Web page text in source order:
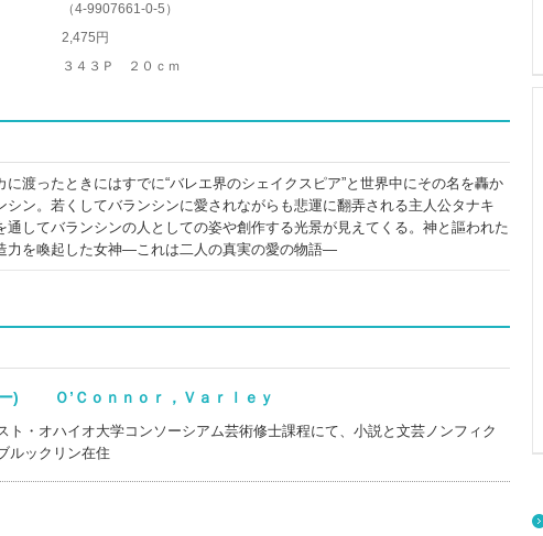
（4-9907661-0-5 ）
2,475円
３４３Ｐ ２０ｃｍ
渡ったときにはすでに“バレエ界のシェイクスピア”と世界中にその名を轟か
シン。若くしてバランシンに愛されながらも悲運に翻弄される主人公タナキ
してバランシンの人としての姿や創作する光景が見えてくる。神と謳われた
力を喚起した女神―これは二人の真実の愛の物語―
ー) Ｏ’Ｃｏｎｎｏｒ，Ｖａｒｌｅｙ
・オハイオ大学コンソーシアム芸術修士課程にて、小説と文芸ノンフィク
ルックリン在住